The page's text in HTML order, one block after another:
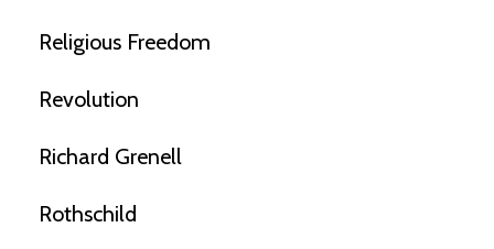
Religious Freedom
Revolution
Richard Grenell
Rothschild